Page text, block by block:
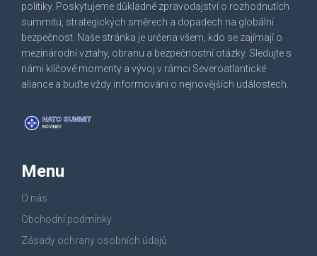
politiky. Poskytujeme důkladné zpravodajství o rozhodnutích
summitu, strategických směrech a dopadech na globální
bezpečnost. Naše stránka je určena všem, kdo se zajímají o
mezinárodní vztahy, obranu a bezpečnostní otázky. Sledujte s
námi klíčové momenty a vývoj v rámci Severoatlantické
aliance a buďte vždy informováni o nejnovějších událostech.
Menu
O nás
Obchodní podmínky
Zásady ochrany osobních údajů